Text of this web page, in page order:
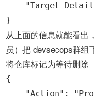
"Target
}
从上面的信息就能看出
员）把 devsecops群组
将仓库标记为等待删除
{
"Action":